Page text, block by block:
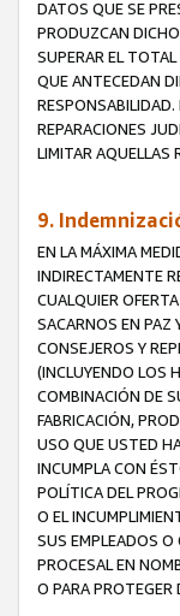
DATOS QUE SE
PRODUZCAN
SUPERAR EL
QUE ANTECEDAN
REPARACIONES
LIMITAR AQUELLAS
9.
EN LA MÁXIMA
INDIRECTAMENTE
CUALQUIER
SACARNOS EN PAZ
CONSEJEROS Y
(INCLUYENDO LOS
COMBINACIÓN DE
FABRICACIÓN,
USO QUE USTED
INCUMPLA CON
POLÍTICA DEL
O EL
SUS EMPLEADOS O
PROCESAL EN
O PARA PROTEGER